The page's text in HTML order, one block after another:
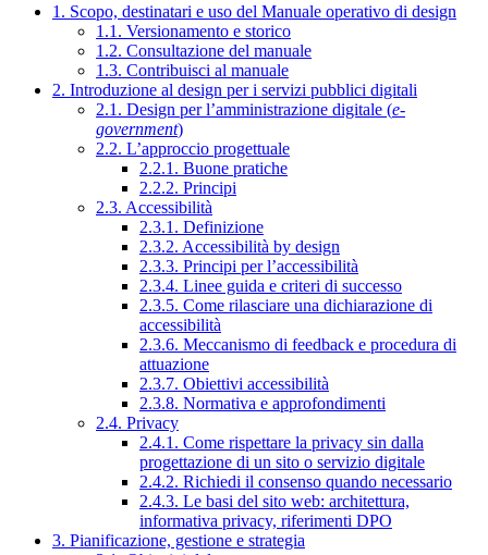
1. Scopo, destinatari e uso del Manuale operativo di design
1.1. Versionamento e storico
1.2. Consultazione del manuale
1.3. Contribuisci al manuale
2. Introduzione al design per i servizi pubblici digitali
2.1. Design per l’amministrazione digitale (e-
government)
2.2. L’approccio progettuale
2.2.1. Buone pratiche
2.2.2. Principi
2.3. Accessibilità
2.3.1. Definizione
2.3.2. Accessibilità by design
2.3.3. Principi per l’accessibilità
2.3.4. Linee guida e criteri di successo
2.3.5. Come rilasciare una dichiarazione di
accessibilità
2.3.6. Meccanismo di feedback e procedura di
attuazione
2.3.7. Obiettivi accessibilità
2.3.8. Normativa e approfondimenti
2.4. Privacy
2.4.1. Come rispettare la privacy sin dalla
progettazione di un sito o servizio digitale
2.4.2. Richiedi il consenso quando necessario
2.4.3. Le basi del sito web: architettura,
informativa privacy, riferimenti DPO
3. Pianificazione, gestione e strategia